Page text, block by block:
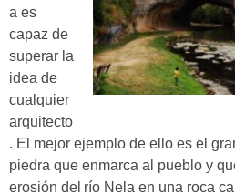
a es
capaz de
superar la
idea de
cualquier
arquitecto
. El mejor ejemplo de ello es el
piedra que enmarca al pueblo y
erosión del río Nela en una roca